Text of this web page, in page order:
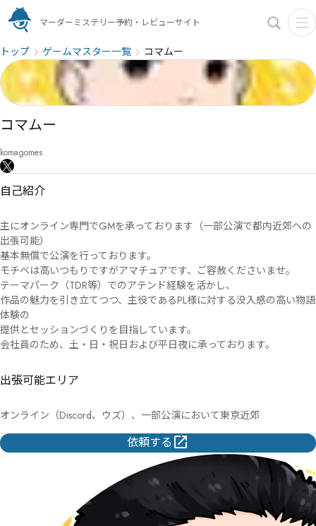
マーダーミステリー予約・レビューサイト
トップ ゲームマスター一覧 コマムー
コマムー
komagomes
自己紹介
主にオンライン専門でGMを承っております（一部公演で都内近郊への
出張可能）
基本無償で公演を行っております。
モチベは高いつもりですがアマチュアです、ご容赦くださいませ。
テーマパーク（TDR等）でのアテンド経験を活かし、
作品の魅力を引き立てつつ、主役であるPL様に対する没入感の高い物語
体験の
提供とセッションづくりを目指しています。
会社員のため、土・日・祝日および平日夜に承っております。
出張可能エリア
オンライン（Discord、ウズ）、一部公演において東京近郊
依頼する